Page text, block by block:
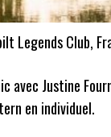
Legends Club,
avec Justine
en individuel.